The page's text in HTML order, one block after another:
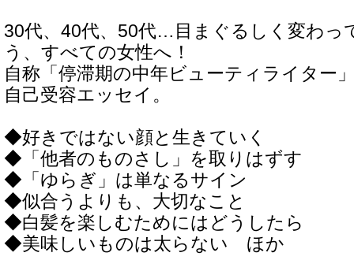
30代、40代、50代…目まぐるしく変わっ
う、すべての女性へ！
自称「停滞期の中年ビューティライター
自己受容エッセイ。
◆好きではない顔と生きていく
◆「他者のものさし」を取りはずす
◆「ゆらぎ」は単なるサイン
◆似合うよりも、大切なこと
◆白髪を楽しむためにはどうしたら
◆美味しいものは太らない ほか